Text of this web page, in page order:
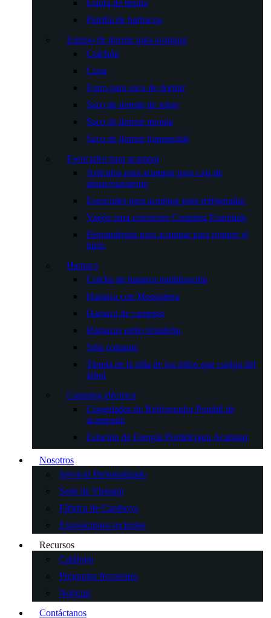
Estufa de tienda
Parrilla de barbacoa
Equipo de dormir para acampar
Colchón
Cuna
Forro para saco de dormir
Saco de dormir de sobre
Saco de dormir momia
Saco de dormir humanoide
Esenciales para acampar
Artículos para acampar para caja de
almacenamiento
Esenciales para acampar para refrigerador
Vagón para exteriores Camping Essentials
Herramientas para acampar para romper el
hielo
Hamaca
Colcha de hamaca multifunción
Hamaca con Mosquitera
Hamaca de camping
Hamacas estilo brasileño
Silla colgante
Tienda de la silla de los niños que cuelga del
árbol
Camping eléctrico
Congelador de Refrigerador Portátil de
acampada
Estación de Energía Portátil para Acampar
Nosotros
Servicio Personalizado
Sede de Vietnam
Fábrica de Camboya
Exposiciones recientes
Recursos
Catálogo
Preguntas frecuentes
Noticias
Contáctanos